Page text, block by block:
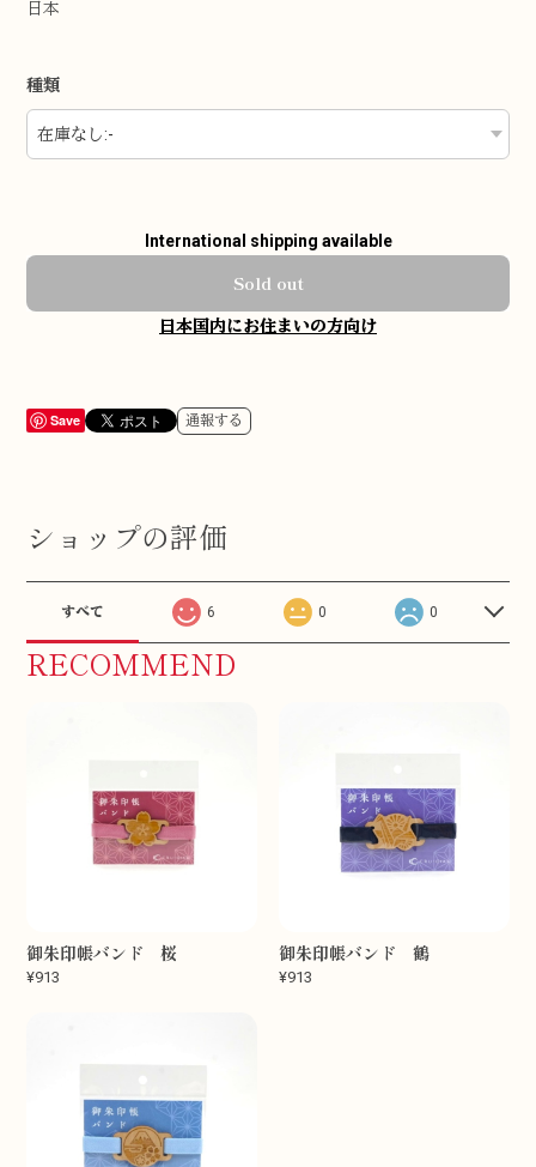
日本
種類
International shipping available
Sold out
日本国内にお住まいの方向け
Save 通報する
ショップの評価
すべて 6 0 0
RECOMMEND
御朱印帳バンド 桜
¥913
御朱印帳バンド 鶴
¥913